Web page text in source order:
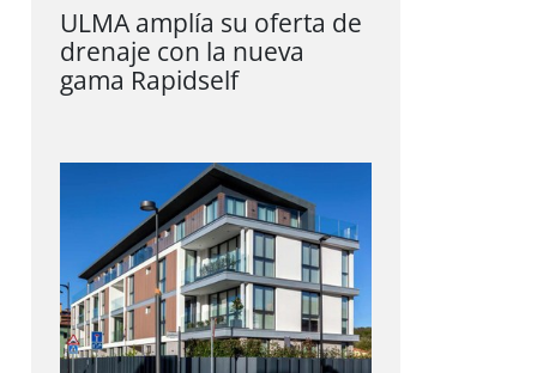
ULMA amplía su oferta de
drenaje con la nueva
gama Rapidself